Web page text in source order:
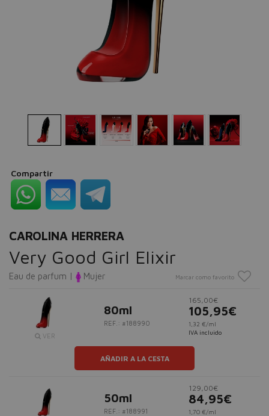
Compartir
CAROLINA HERRERA
Very Good Girl Elixir
Eau de parfum | Mujer Marcar como favorito
VER
80ml
REF.: #188990
165,00€
105,95€
1,32 €/ml
IVA incluido
AÑADIR A LA CESTA
50ml
REF.: #188991
129,00€
84,95€
1,70 €/ml